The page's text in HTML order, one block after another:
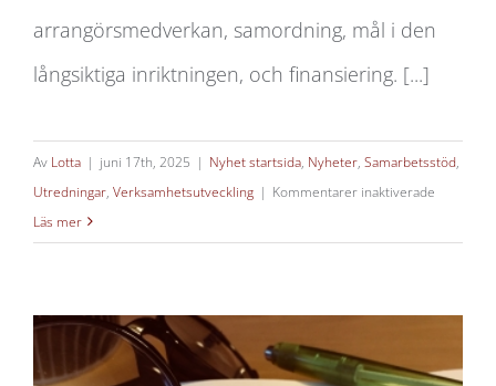
arrangörsmedverkan, samordning, mål i den
långsiktiga inriktningen, och finansiering. [...]
Av Lotta | juni 17th, 2025 | Nyhet startsida, Nyheter, Samarbetsstöd,
Utredningar, Verksamhetsutveckling | Kommentarer inaktiverade
Läs mer